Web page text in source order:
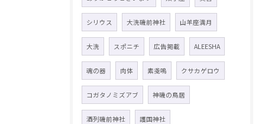
シリウス 大洗磯前神社 山羊座満月
大洗 スポニチ 広告掲載 ALEESHA
魂の器 肉体 素戔嗚 クサカゲロウ
コガタノミズアブ 神磯の鳥居
酒列磯前神社 護国神社